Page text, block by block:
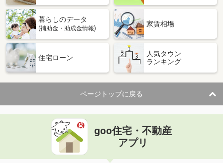
暮らしのデータ
(補助金・助成金情報)
家賃相場
住宅ローン
人気タウン
ランキング
ページトップに戻る
goo住宅・不動産
アプリ